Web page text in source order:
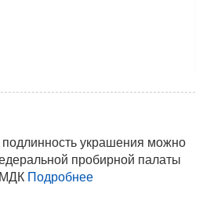
украшения можно
пробирной палаты
Подробнее